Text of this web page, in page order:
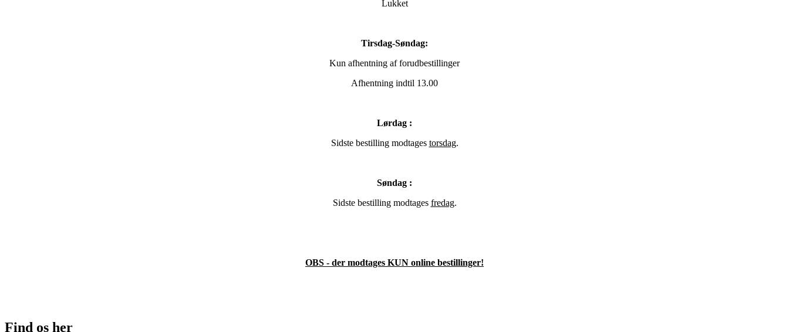
Lukket
Tirsdag-Søndag:
Kun afhentning af forudbestillinger
Afhentning indtil 13.00
Lørdag :
Sidste bestilling modtages torsdag.
Søndag :
Sidste bestilling modtages fredag.
OBS - der modtages KUN online bestillinger!
Find os her